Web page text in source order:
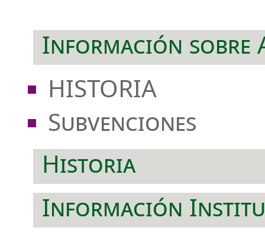
Información sobre
HISTORIA
Subvenciones
Historia
Información